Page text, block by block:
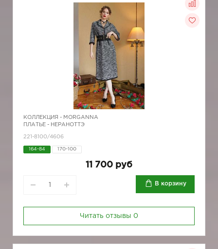
КОЛЛЕКЦИЯ - MORGANNA
ПЛАТЬЕ - НЕРАНОТТЭ
221-8100/4606
164-84 170-100
11 700 руб
В корзину
Читать отзывы 0